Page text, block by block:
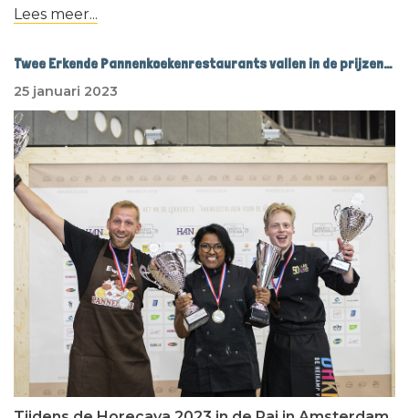
Lees meer...
Twee Erkende Pannenkoeken​restaurants vallen in de prijzen…
25 januari 2023